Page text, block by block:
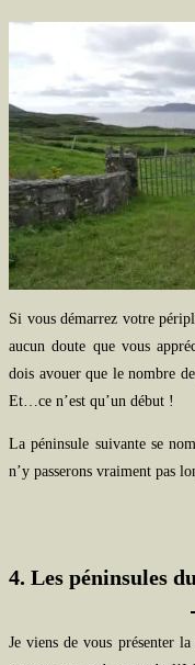
Si vous démarrez votre
aucun doute que vous
dois avouer que le nombre
Et…ce n’est qu’un début !
La péninsule suivante se
n’y passerons vraiment pas
4. Les péninsules
Je viens de vous présenter